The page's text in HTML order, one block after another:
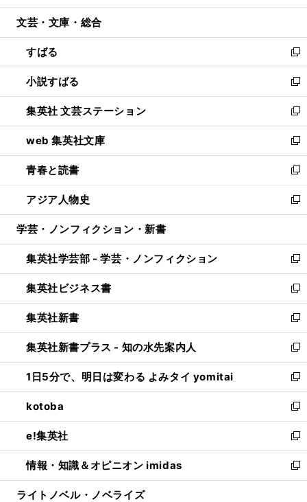
開
ウ
開
く
ン
ウ
で
開
く
ウ
ン
ド
ウ
で
開
く
文芸・文庫・総合
すばる
新
し
い
ウ
ィ
ン
ド
ウ
で
開
く
小説すばる
新
し
い
ウ
ィ
ン
ド
ウ
で
開
集英社 文芸ステーション
新
し
い
ウ
ィ
ン
ド
ウ
開
く
web 集英社文庫
新
し
い
ウ
ィ
ン
ウ
で
開
く
青春と読書
新
し
い
ウ
ン
ド
ウ
で
開
く
アジア人物史
新
し
ウ
ィ
ン
ド
ウ
で
開
く
学芸・ノンフィクション・新書
集英社学芸部 - 学芸・ノンフィクション
新
し
い
ウ
ィ
ン
ド
ウ
で
開
く
集英社ビジネス書
新
し
い
ウ
ィ
ン
ド
ウ
で
開
く
集英社新書
新
し
い
ウ
ィ
ン
ド
ウ
で
開
く
集英社新書プラス - 知の水先案内人
新
し
い
ウ
ィ
ン
ド
ウ
で
開
1日5分で、明日は変わる よみタイ yomitai
新
し
い
ウ
ィ
ン
ド
ウ
kotoba
新
し
い
ウ
ィ
ン
e!集英社
新
し
い
ウ
情報・知識＆オピニオン imidas
新
し
ライトノベル・ノベライズ